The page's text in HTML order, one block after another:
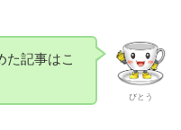
びとう
た記事はこ